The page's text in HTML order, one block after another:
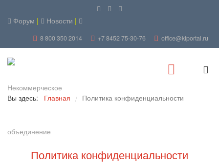
Форум | Новости |
8 800 350 2014 +7 8452 75-30-76 office@kiportal.ru
Вы здесь: Главная / Политика конфиденциальности
Политика конфиденциальности